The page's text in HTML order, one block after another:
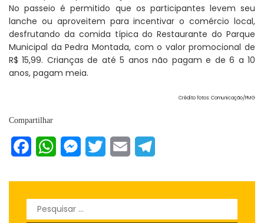
No passeio é permitido que os participantes levem seu
lanche ou aproveitem para incentivar o comércio local,
desfrutando da comida típica do Restaurante do Parque
Municipal da Pedra Montada, com o valor promocional de
R$ 15,99. Crianças de até 5 anos não pagam e de 6 a 10
anos, pagam meia.
Crédito fotos: Comunicação/PMG
Compartilhar
FacebookWhatsAppMessenger
Twitter Email
Pesquisar
por: